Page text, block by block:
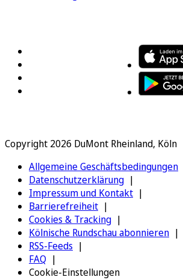
Copyright 2026 DuMont Rheinland, Köln
Allgemeine Geschäftsbedingungen
Datenschutzerklärung
Impressum und Kontakt
Barrierefreiheit
Cookies & Tracking
Kölnische Rundschau abonnieren
RSS-Feeds
FAQ
Cookie-Einstellungen